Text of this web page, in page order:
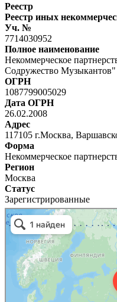
Реестр
Реестр иных
Уч. №
7714030952
Полное наименование
Некоммерческое
Содружество Музыкантов"
ОГРН
1087799005029
Дата ОГРН
26.02.2008
Адрес
117105 г.Москва,
Форма
Некоммерческое
Регион
Москва
Статус
Зарегистрированные